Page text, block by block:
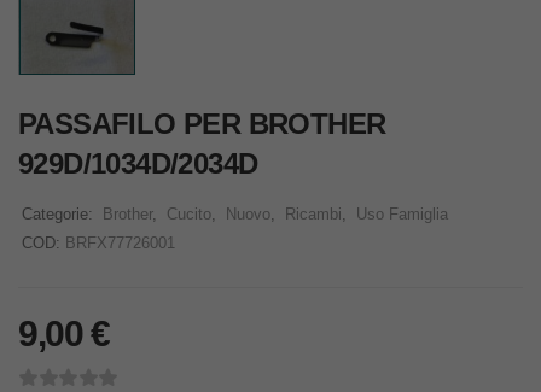
PASSAFILO PER BROTHER
929D/1034D/2034D
Categorie: Brother, Cucito, Nuovo, Ricambi,
Uso Famiglia
COD: BRFX77726001
9,00€